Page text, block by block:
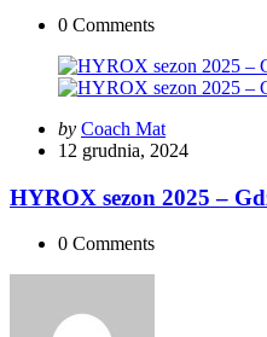
0 Comments
Posted
by
by Coach Mat
12 grudnia, 2024
HYROX sezon 2025 –
0 Comments